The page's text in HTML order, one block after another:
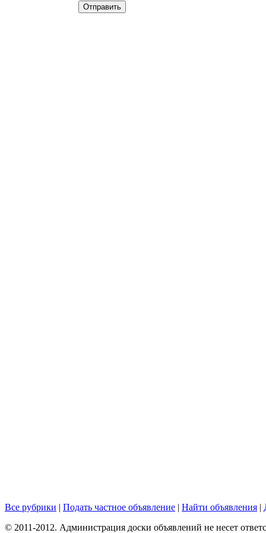
Все рубрики | Подать частное объявление | Найти объявления |
© 2011-2012. Администрация доски объявлений не несет